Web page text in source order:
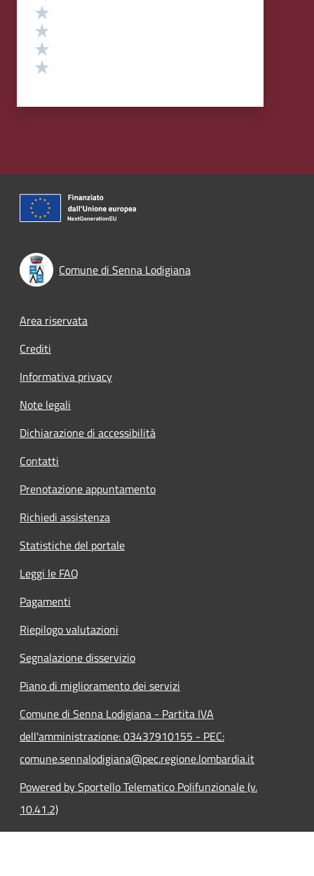
Comune di Senna Lodigiana
Footer menu
Area riservata
Crediti
Informativa privacy
Note legali
Dichiarazione di accessibilità
Contatti
Prenotazione appuntamento
Richiedi assistenza
Statistiche del portale
Leggi le FAQ
Pagamenti
Riepilogo valutazioni
Segnalazione disservizio
Piano di miglioramento dei servizi
Comune di Senna Lodigiana - Partita IVA
dell'amministrazione: 03437910155 - PEC:
comune.sennalodigiana@pec.regione.lombardia.it
Powered by Sportello Telematico Polifunzionale (v.
10.41.2)